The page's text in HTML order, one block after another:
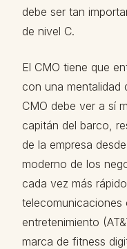
debe ser tan
de nivel C.
El CMO tiene que
con una mentalidad
CMO debe ver a sí
capitán del barco,
de la empresa
moderno de los
cada vez más
telecomunicaciones
entretenimiento
marca de fitness